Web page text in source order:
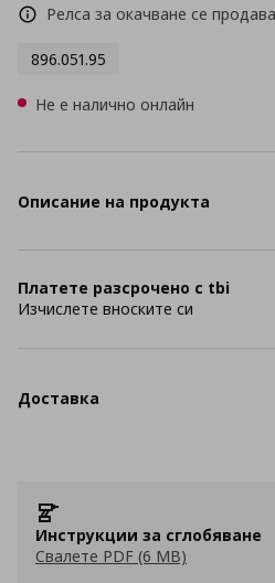
Релса за окачване се
896.051.95
Не е налично онлайн
Описание на продукта
Платете разсрочено с tbi
Изчислете вноските си
Доставка
Инструкции за сглобяване
Свалете PDF (6 MB)